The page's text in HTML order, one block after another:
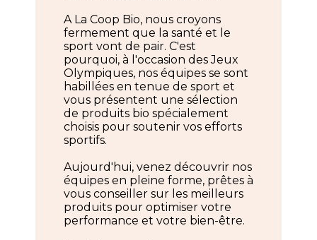
A La Coop Bio, nous croyons
fermement que la santé et le
sport vont de pair. C'est
pourquoi, à l'occasion des Jeux
Olympiques, nos équipes se sont
habillées en tenue de sport et
vous présentent une sélection
de produits bio spécialement
choisis pour soutenir vos efforts
sportifs.
Aujourd'hui, venez découvrir nos
équipes en pleine forme, prêtes à
vous conseiller sur les meilleurs
produits pour optimiser votre
performance et votre bien-être.